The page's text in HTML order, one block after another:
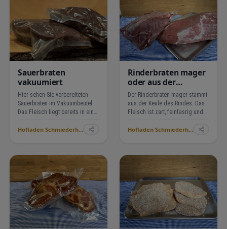
Sauerbraten
vakuumiert
Hier sehen Sie vorbereiteten
Sauerbraten im Vakuumbeutel.
Das Fleisch liegt bereits in einer
dunkle Farbe entsteht durch die
De…
Hofladen Schmiederhof Langenhard ›
Rinderbraten mager
oder aus der
Schulter
Der Rinderbraten mager stammt
aus der Keule des Rindes. Das
Fleisch ist zart, feinfasrig und
Schmoren oder Braten
Schulter ist ebenso ein …
Hofladen Schmiederhof Langenhard ›